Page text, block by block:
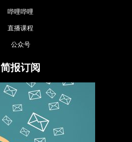
哔哩哔哩
直播课程
公众号
简报订阅